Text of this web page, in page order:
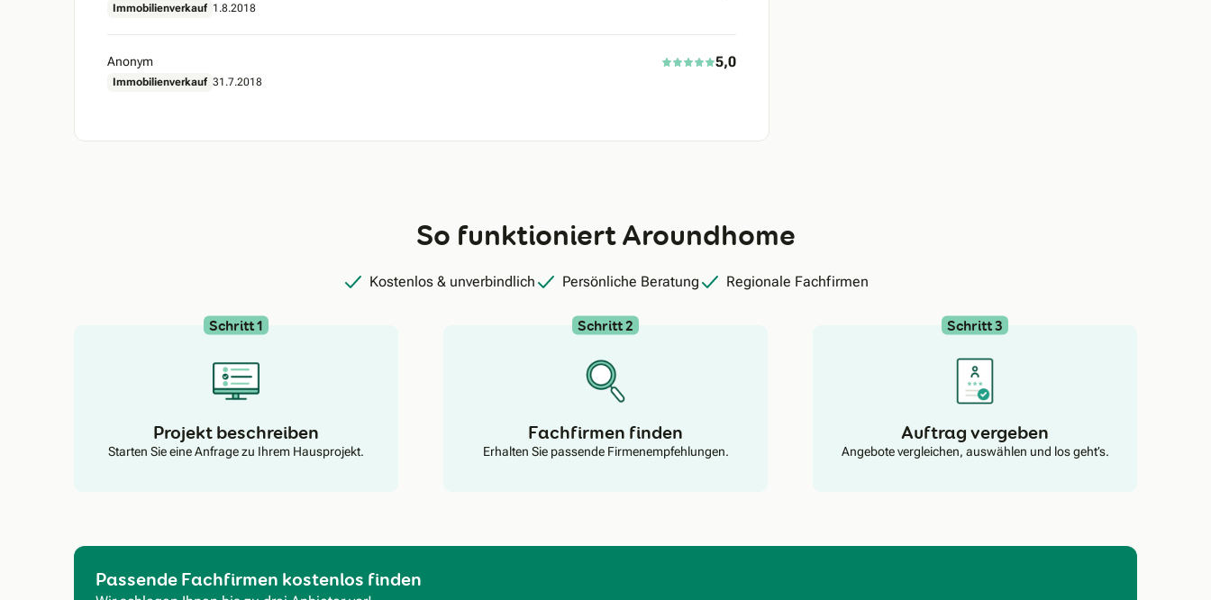
Immobilienverkauf 1.8.2018
Anonym 5,0
Immobilienverkauf 31.7.2018
So funktioniert Aroundhome
Kostenlos & unverbindlich Persönliche Beratung Regionale Fachfirmen
Schritt 1
Projekt beschreiben
Starten Sie eine Anfrage zu Ihrem Hausprojekt.
Schritt 2
Fachfirmen finden
Erhalten Sie passende Firmenempfehlungen.
Schritt 3
Auftrag vergeben
Angebote vergleichen, auswählen und los geht’s.
Passende Fachfirmen kostenlos finden